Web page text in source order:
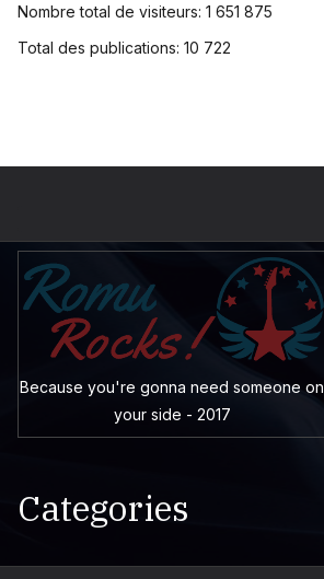
Nombre total de visiteurs: 1 651 875
Total des publications: 10 722
Because you're gonna need someone on
your side - 2017
Categories